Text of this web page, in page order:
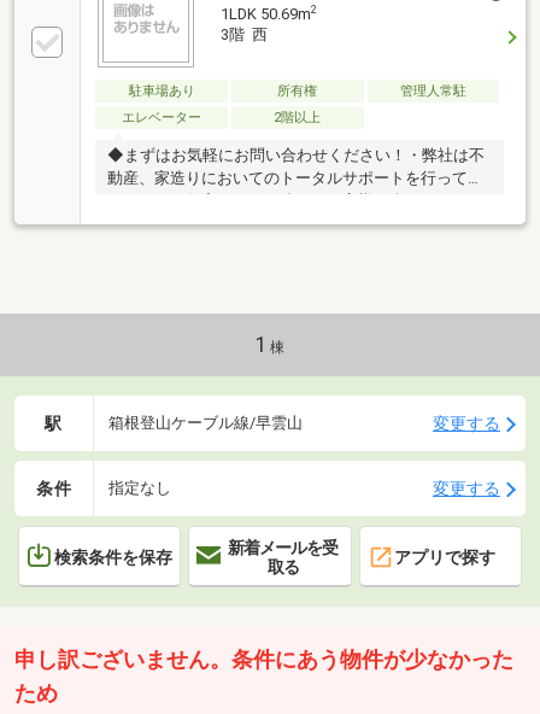
1LDK 50.69m2
3階 西
駐車場あり 所有権
管理人常駐
エレベーター
2階以上
◆まずはお気軽にお問い合わせください！・弊社は不
動産、家造りにおいてのトータルサポートを行ってお
ります。・住宅ローンに強く、お客様一人ひとりにあ
ったご提案をさせていただきます。・スタッフ一同、
だきます。・その他物件情報も多数ございます！お気
軽にお問い合わせください。
1 棟
駅 箱根登山ケーブル線/早雲山 変更する
条件 指定なし 変更する
検索条件を保存
新着メールを受
取る
アプリで探す
申し訳ございません。条件にあう物件が少なかった
ため